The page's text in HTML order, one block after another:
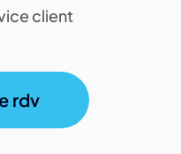
client
rdv